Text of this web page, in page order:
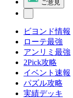
ご意見
ビヨンド情報
ローテ最強
アンリミ最強
2Pick攻略
イベント速報
パズル攻略
実績デッキ